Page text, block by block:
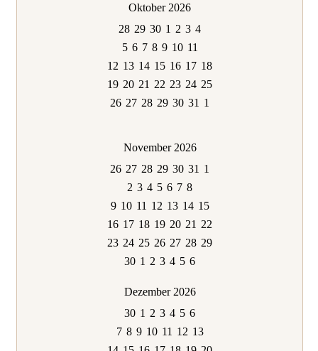
Oktober 2026
28 29 30 1 2 3 4
5 6 7 8 9 10 11
12 13 14 15 16 17 18
19 20 21 22 23 24 25
26 27 28 29 30 31 1
November 2026
26 27 28 29 30 31 1
2 3 4 5 6 7 8
9 10 11 12 13 14 15
16 17 18 19 20 21 22
23 24 25 26 27 28 29
30 1 2 3 4 5 6
Dezember 2026
30 1 2 3 4 5 6
7 8 9 10 11 12 13